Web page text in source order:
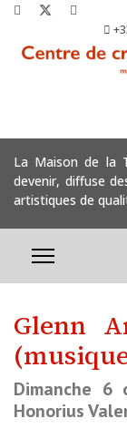
La Maison de la
devenir, diffuse
artistiques de
Glenn
Dimanche
Honorius